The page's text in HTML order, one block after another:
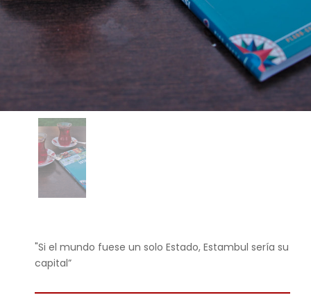
"Si el mundo fuese un solo Estado, Estambul sería su
capital”